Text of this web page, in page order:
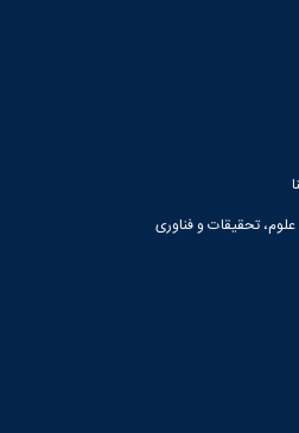
تحقیقات و فناوری